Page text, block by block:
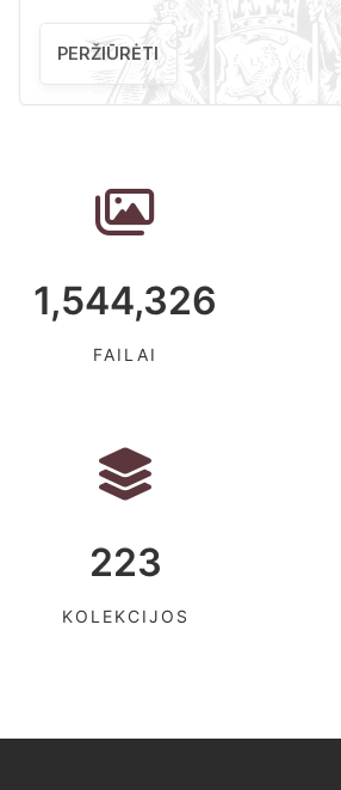
PERŽIŪRĖTI
1,544,326
FAILAI
223
KOLEKCIJOS